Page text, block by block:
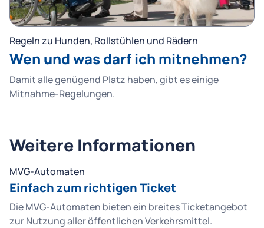
Regeln zu Hunden, Rollstühlen und Rädern
Wen und was darf ich mitnehmen?
Damit alle genügend Platz haben, gibt es einige
Mitnahme-Regelungen.
Weitere Informationen
MVG-Automaten
Einfach zum richtigen Ticket
Die MVG-Automaten bieten ein breites Ticketangebot
zur Nutzung aller öffentlichen Verkehrsmittel.